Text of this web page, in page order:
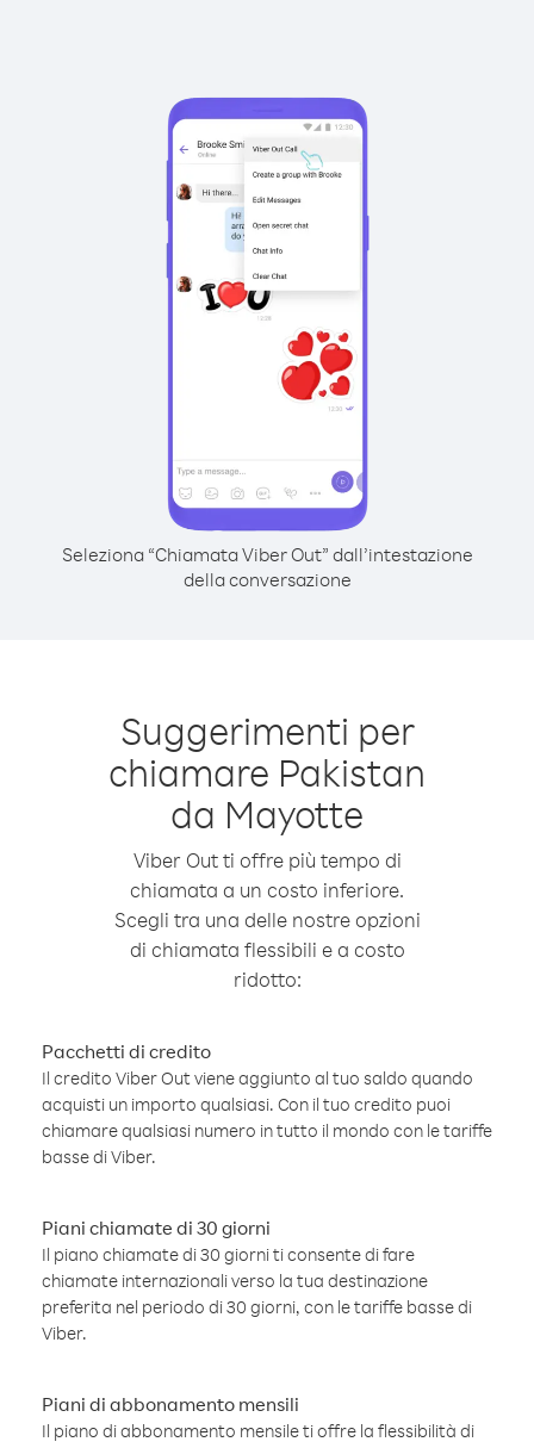
Seleziona “Chiamata Viber Out” dall’intestazione
della conversazione
Suggerimenti per
chiamare Pakistan
da Mayotte
Viber Out ti offre più tempo di
chiamata a un costo inferiore.
Scegli tra una delle nostre opzioni
di chiamata flessibili e a costo
ridotto:
Pacchetti di credito
Il credito Viber Out viene aggiunto al tuo saldo quando
acquisti un importo qualsiasi. Con il tuo credito puoi
chiamare qualsiasi numero in tutto il mondo con le tariffe
basse di Viber.
Piani chiamate di 30 giorni
Il piano chiamate di 30 giorni ti consente di fare
chiamate internazionali verso la tua destinazione
preferita nel periodo di 30 giorni, con le tariffe basse di
Viber.
Piani di abbonamento mensili
Il piano di abbonamento mensile ti offre la flessibilità di